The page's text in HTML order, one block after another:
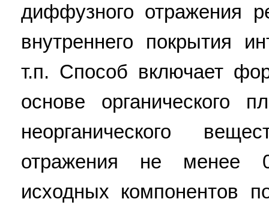
диффузного отражения
внутреннего покрытия
т.п. Способ включает
основе органического
неорганического
отражения не менее
исходных компонентов